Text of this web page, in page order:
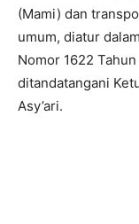
(Mami) dan
umum, diatur
Nomor 1622
ditandatangani
Asy’ari.